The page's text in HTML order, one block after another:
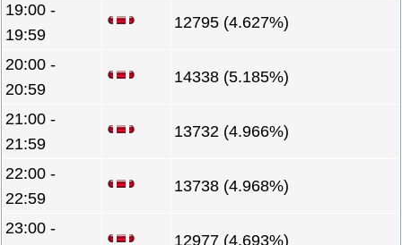
19:00 -
19:59
12795 (4.627%)
20:00 -
20:59
14338 (5.185%)
21:00 -
21:59
13732 (4.966%)
22:00 -
22:59
13738 (4.968%)
23:00 -
12977 (4.693%)